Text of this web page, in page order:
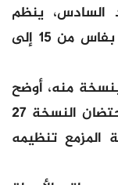
السادس، ينظم
مهرجان الموسيقى العالمية العريقة بفاس من 15 إلى
منه، أوضح
أن العاصمة العلمية، فاس، تتأهب لاحتضان النسخة 27
المزمع تنظيمه